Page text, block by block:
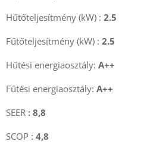
Hűtőteljesítmény (kW) : 2.5
Fűtőteljesítmény (kW) : 2.5
Hűtési energiaosztály: A++
Fűtési energiaosztály: A++
SEER : 8,8
SCOP : 4,8